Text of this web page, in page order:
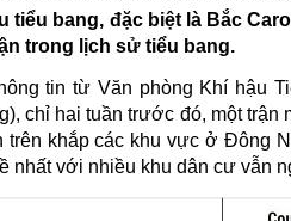
tiểu bang, đặc biệt là Bắc
trong lịch sử tiểu bang.
tin từ Văn phòng Khí hậu
chỉ hai tuần trước đó, một
trên khắp các khu vực ở Đông
nhất với nhiều khu dân cư vẫn